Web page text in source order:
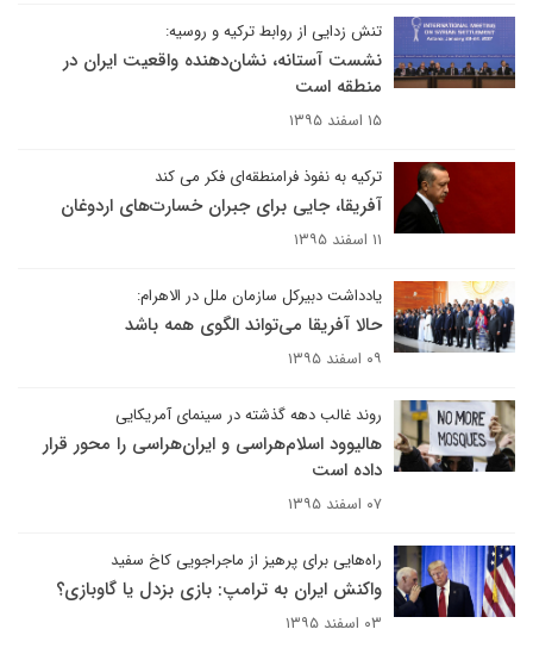
تنش زدایی از روابط ترکیه و روسیه:
نشست آستانه، نشان‌دهنده واقعیت ایران در
منطقه است
۱۵ اسفند ۱۳۹۵
ترکیه به نفوذ فرامنطقه‌ای فکر می کند
آفریقا، جایی برای جبران خسارت‌های اردوغان
۱۱ اسفند ۱۳۹۵
یادداشت دبیرکل سازمان ملل در الاهرام:
حالا آفریقا می‌تواند الگوی همه باشد
۰۹ اسفند ۱۳۹۵
روند غالب دهه گذشته در سینمای آمریکایی
هالیوود اسلام‌هراسی و ایران‌هراسی را محور قرار
داده است
۰۷ اسفند ۱۳۹۵
راه‌هایی برای پرهیز از ماجراجویی‌ کاخ سفید
واکنش ایران به ترامپ: بازی بزدل یا گاوبازی؟
۰۳ اسفند ۱۳۹۵